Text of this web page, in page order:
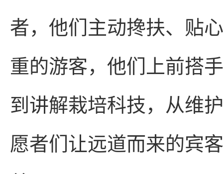
者，他们主动搀扶、贴
重的游客，他们上前搭
到讲解栽培科技，从维
愿者们让远道而来的宾